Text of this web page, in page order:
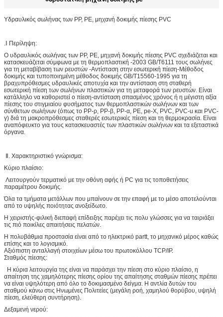
Υδραυλικός σωλήνας των PP, PE, μηχανή δοκιμής πίεσης PVC
.Ⅰ Περίληψη:
Ο υδραυλικός σωλήνας των PP, PE, μηχανή δοκιμής πίεσης PVC σχεδιάζεται και
κατασκευάζεται σύμφωνα με τη θερμοπλαστική -2003 GB/T6111 τους σωλήνες
για τη μεταβίβαση των ρευστών -Αντίσταση στην εσωτερική πίεση-Μέθοδος
δοκιμής και τυποποιημένη μέθοδος δοκιμής GB/T15560-1995 για τη
βραχυπρόθεσμες υδραυλικές αποτυχία και την αντίσταση στη σταθερή
εσωτερική πίεση των σωλήνων πλαστικών για τη μεταφορά των ρευστών. Είναι
κατάλληλο να καθοριστεί ο πίεση-αντίσταση σπασμένος χρόνος ή η μέγιστη αξία
πίεσης του στιγμιαίου φυσήματος των θερμοπλαστικών σωλήνων και των
σύνθετων σωλήνων (όπως το PP-ρ, PP-β, PP-α, PE, pe-Χ, PVC, PVC-u και PVC-
γ) διά τη μακροπρόθεσμες σταθερές εσωτερικές πίεση και τη θερμοκρασία. Είναι
αναπόφευκτο για τους κατασκευαστές των πλαστικών σωλήνων και τα εξεταστικά
όργανα.
Ⅱ. Χαρακτηριστικό γνώρισμα:
Κύριο πλαίσιο:
Λειτουργούν τερματικό με την οθόνη αφής ή PC για τις τοποθετήσεις
παραμέτρου δοκιμής.
Όλα τα τμήματα μετάλλων που μπαίνουν σε την επαφή με το μέσο αποτελούνται
από το υψηλής ποιότητας ανοξείδωτο.
Η χειριστής-φιλική διεπαφή επίδειξης παρέχει τις πολυ γλώσσες για να ταιριάξει
τις πιό ποικίλες απαιτήσεις πελατών.
Η πολυβάθμια προστασία είναι από το ηλεκτρικό partt, το μηχανικό μέρος καθώς
επίσης και το λογισμικό.
Αξιόπιστη ανταλλαγή στοιχείων μέσω του πρωτοκόλλου TCP/IP.
Σταθμός πίεσης:
Η κύρια λειτουργία της είναι να παράσχει την πίεση στο κύριο πλαίσιο, η
απαίτηση της χαμηλότερης πίεσης ορίου της απαίτησης σταθμών πίεσης πρέπει
να είναι υψηλότερη από όλο το δοκιμασμένο δείγμα. Η αντλία δυτών του
σταθμού κάνω στις Ηνωμένες Πολιτείες (μεγάλη ροή, χαμηλού θορύβου, υψηλή
πίεση, ελεύθερη συντήρηση).
Δεξαμενή νερού: